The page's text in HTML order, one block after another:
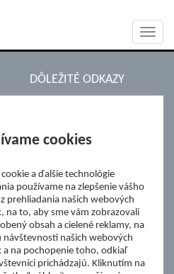
DÔLEŽITÉ ODKAZY
Nadácia Železiarne
ŽP Informatika s.r.o.
ŠK Železiarne Podbrezová
Tále a.s.
cookies
a ďalšie technológie
používame na zlepšenie vášho
prehliadania našich webových
na to, aby sme vám zobrazovali
obsah a cielené reklamy, na
návštevnosti našich webových
a na pochopenie toho, odkiaľ
prichádzajú. Kliknutím na